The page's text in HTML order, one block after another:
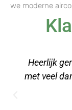
we moderne
tuin
het aanleggen